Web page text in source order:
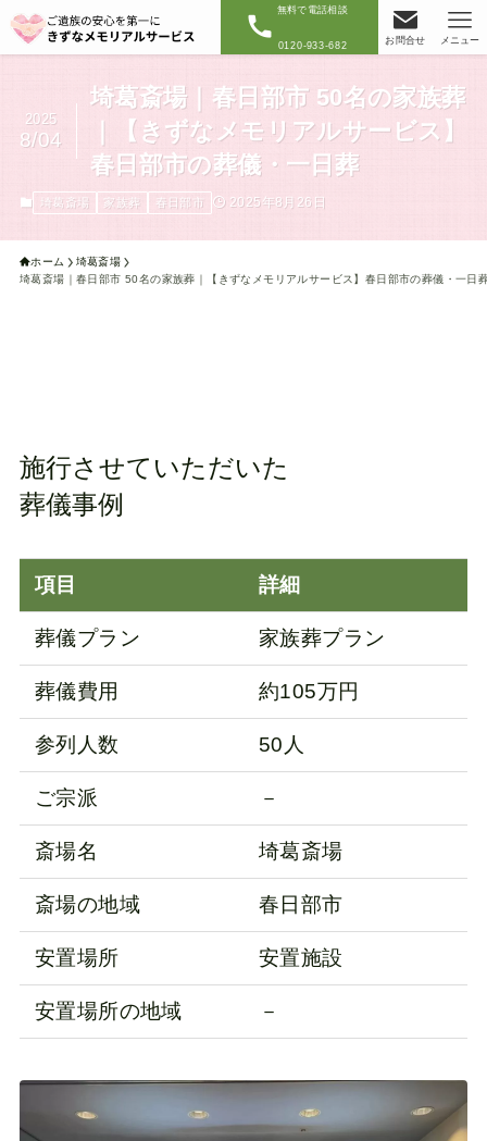
無料で電話相談
0120-933-682 お問合せ メニュー
埼葛斎場｜春日部市 50名の家族葬
｜【きずなメモリアルサービス】
春日部市の葬儀・一日葬
2025
8/04
埼葛斎場 家族葬 春日部市 2025年8月26日
ホーム
埼葛斎場
埼葛斎場｜春日部市 50名の家族葬｜【きずなメモリアルサービス】春日部市の葬儀・一日
施行させていただいた
葬儀事例
項目 詳細
葬儀プラン 家族葬プラン
葬儀費用 約105万円
参列人数 50人
ご宗派 －
斎場名 埼葛斎場
斎場の地域 春日部市
安置場所 安置施設
安置場所の地域 －